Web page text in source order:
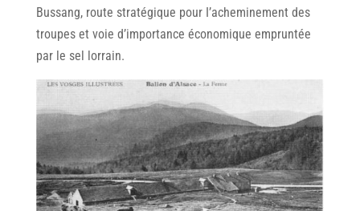
Bussang, route stratégique pour I’acheminement des
troupes et voie d’importance économique empruntée
par le sel lorrain.